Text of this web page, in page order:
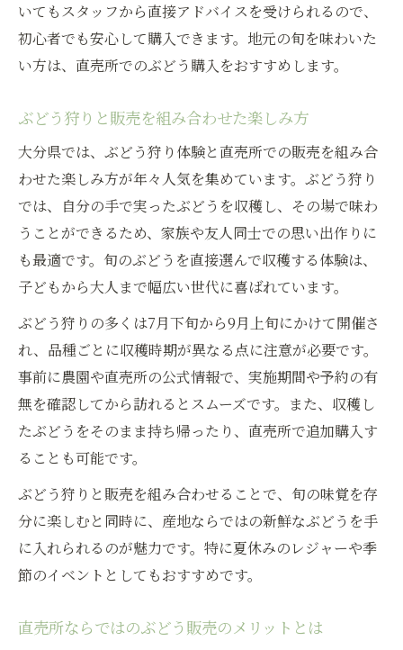
いてもスタッフから直接アドバイスを受けられるので、
初心者でも安心して購入できます。地元の旬を味わいた
い方は、直売所でのぶどう購入をおすすめします。
ぶどう狩りと販売を組み合わせた楽しみ方
大分県では、ぶどう狩り体験と直売所での販売を組み合
わせた楽しみ方が年々人気を集めています。ぶどう狩り
では、自分の手で実ったぶどうを収穫し、その場で味わ
うことができるため、家族や友人同士での思い出作りに
も最適です。旬のぶどうを直接選んで収穫する体験は、
子どもから大人まで幅広い世代に喜ばれています。
ぶどう狩りの多くは7月下旬から9月上旬にかけて開催さ
れ、品種ごとに収穫時期が異なる点に注意が必要です。
事前に農園や直売所の公式情報で、実施期間や予約の有
無を確認してから訪れるとスムーズです。また、収穫し
たぶどうをそのまま持ち帰ったり、直売所で追加購入す
ることも可能です。
ぶどう狩りと販売を組み合わせることで、旬の味覚を存
分に楽しむと同時に、産地ならではの新鮮なぶどうを手
に入れられるのが魅力です。特に夏休みのレジャーや季
節のイベントとしてもおすすめです。
直売所ならではのぶどう販売のメリットとは